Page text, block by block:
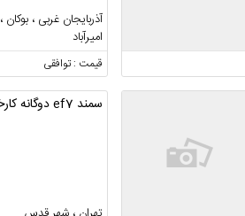
آذربایجان غربی ، بوکان ،
امیرآباد
قیمت : توافقی
سمند ef7 دوگانه کارخانه